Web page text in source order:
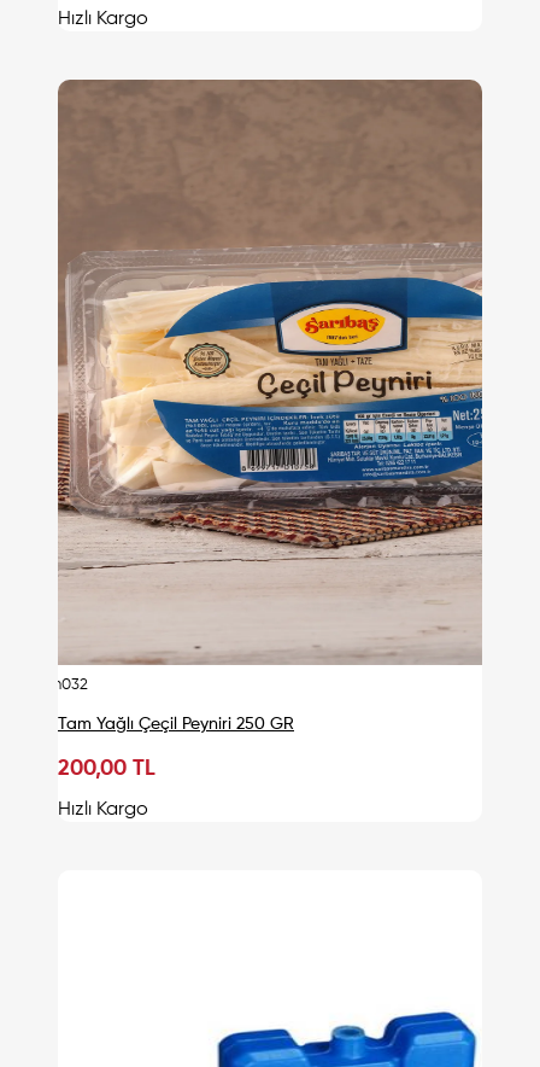
Hızlı Kargo
urn032
Tam Yağlı Çeçil Peyniri 250 GR
200,00 TL
Hızlı Kargo